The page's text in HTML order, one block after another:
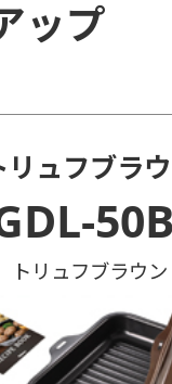
ップ
リュフブラ
トリュフブラウン